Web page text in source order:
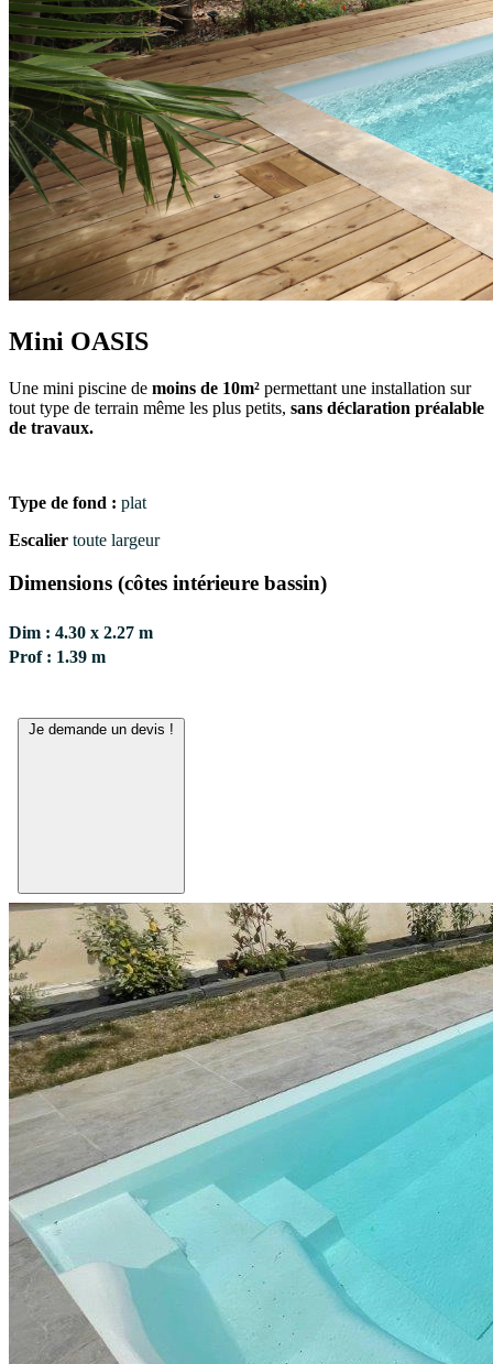
Mini OASIS
Une mini piscine de moins de 10m² permettant une installation sur
tout type de terrain même les plus petits, sans déclaration préalable
de travaux.
Type de fond : plat
Escalier toute largeur
Dimensions (côtes intérieure bassin)
Dim : 4.30 x 2.27 m
Prof : 1.39 m
Je demande un devis !